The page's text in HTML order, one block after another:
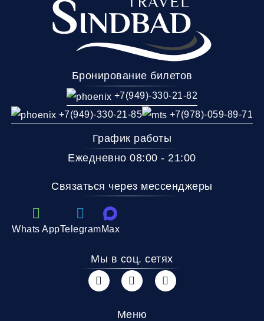
Бронирование билетов
+7(949)-330-21-82
+7(949)-330-21-85
+7(978)-059-89-71
График работы
Ежедневно 08:00 - 21:00
Связаться через мессенджеры
Whats AppTelegramMax
Мы в соц. сетях
Меню